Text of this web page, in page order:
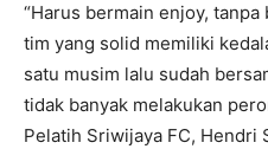
“Harus bermain enjoy,
tim yang solid memiliki
satu musim lalu sudah
tidak banyak melakukan
Pelatih Sriwijaya FC, Hendri